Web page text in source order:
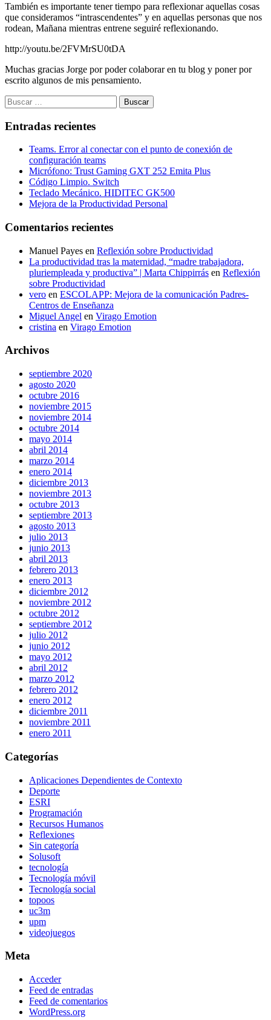
También es importante tener tiempo para reflexionar aquellas cosas
que consideramos “intrascendentes” y en aquellas personas que nos
rodean, Mañana mientras entrene seguiré reflexionando.
http://youtu.be/2FVMrSU0tDA
Muchas gracias Jorge por poder colaborar en tu blog y poner por
escrito algunos de mis pensamiento.
Buscar:
Entradas recientes
Teams. Error al conectar con el punto de conexión de
configuración teams
Micrófono: Trust Gaming GXT 252 Emita Plus
Código Limpio. Switch
Teclado Mecánico. HIDITEC GK500
Mejora de la Productividad Personal
Comentarios recientes
Manuel Payes en Reflexión sobre Productividad
La productividad tras la maternidad, “madre trabajadora,
pluriempleada y productiva” | Marta Chippirrás en Reflexión
sobre Productividad
vero en ESCOLAPP: Mejora de la comunicación Padres-
Centros de Enseñanza
Miguel Angel en Virago Emotion
cristina en Virago Emotion
Archivos
septiembre 2020
agosto 2020
octubre 2016
noviembre 2015
noviembre 2014
octubre 2014
mayo 2014
abril 2014
marzo 2014
enero 2014
diciembre 2013
noviembre 2013
octubre 2013
septiembre 2013
agosto 2013
julio 2013
junio 2013
abril 2013
febrero 2013
enero 2013
diciembre 2012
noviembre 2012
octubre 2012
septiembre 2012
julio 2012
junio 2012
mayo 2012
abril 2012
marzo 2012
febrero 2012
enero 2012
diciembre 2011
noviembre 2011
enero 2011
Categorías
Aplicaciones Dependientes de Contexto
Deporte
ESRI
Programación
Recursos Humanos
Reflexiones
Sin categoría
Solusoft
tecnología
Tecnología móvil
Tecnología social
topoos
uc3m
upm
videojuegos
Meta
Acceder
Feed de entradas
Feed de comentarios
WordPress.org